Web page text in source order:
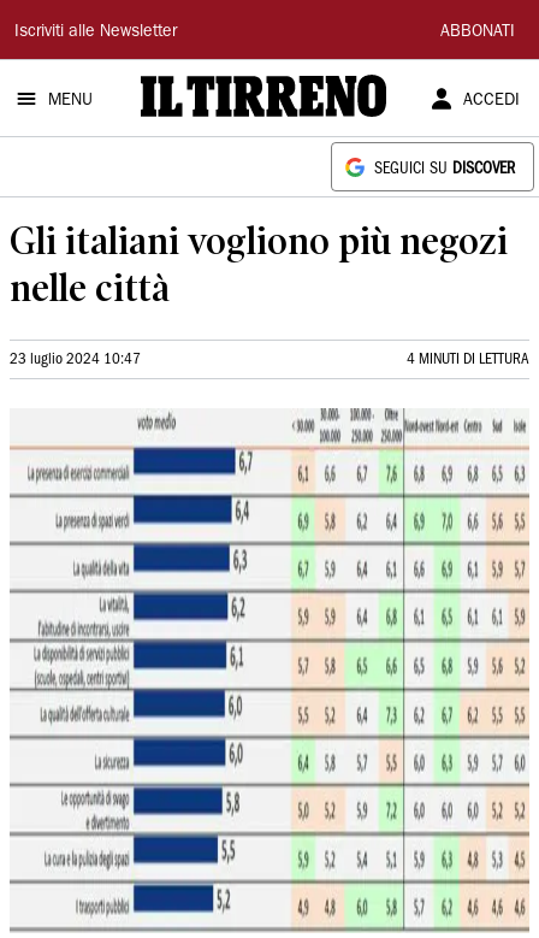
Il
Tirreno
Iscriviti alle Newsletter ABBONATI
MENU ACCEDI
SEGUICI SU DISCOVER
Gli italiani vogliono più negozi
nelle città
23 luglio 2024 10:47 4 MINUTI DI LETTURA